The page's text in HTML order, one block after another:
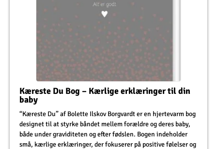
Kæreste Du Bog – Kærlige erklæringer til din
baby
“Kæreste Du” af Bolette Ilskov Borgvardt er en hjertevarm bog
designet til at styrke båndet mellem forældre og deres baby,
både under graviditeten og efter fødslen. Bogen indeholder
små, kærlige erklæringer, der fokuserer på positive følelser og